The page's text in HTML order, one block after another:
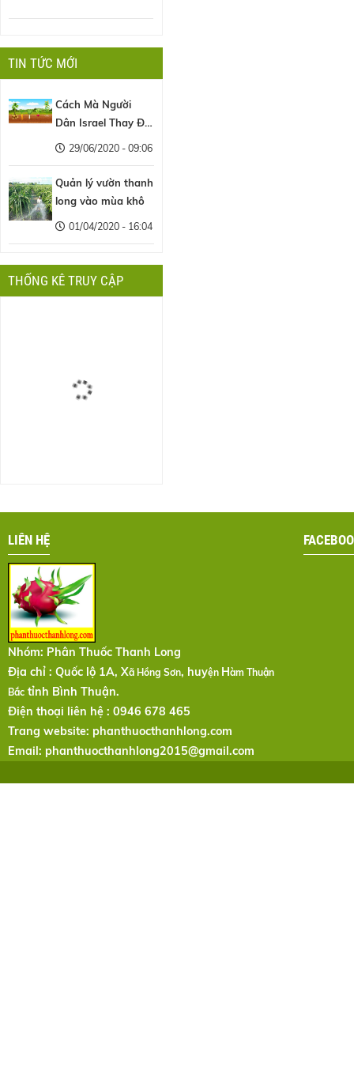
TIN TỨC MỚI
Cách Mà Người
Dân Israel Thay Đổi
Nền Nông Nghiệp
29/06/2020 - 09:06
Quản lý vườn thanh
long vào mùa khô
01/04/2020 - 16:04
THỐNG KÊ TRUY CẬP
LIÊN HỆ
Nhóm: Phân Thuốc Thanh Long
Địa chỉ : Quốc lộ 1A, Xã Hồng Sơn, huyện Hàm Thuận
Bắc tỉnh Bình Thuận.
Điện thoại liên hệ : 0946 678 465
Trang website: phanthuocthanhlong.com
Email: phanthuocthanhlong2015@gmail.com